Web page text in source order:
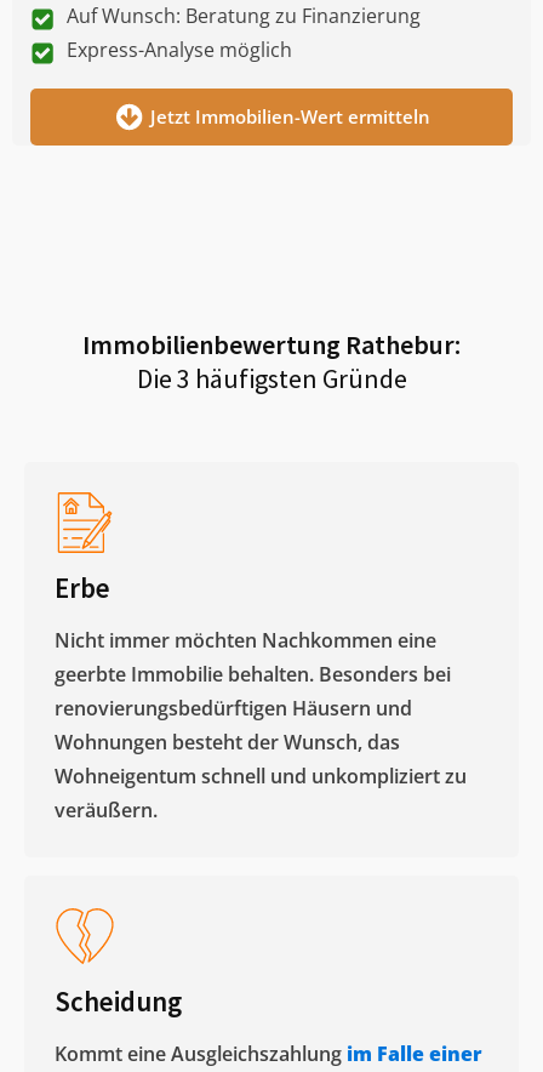
Auf Wunsch: Beratung zu Finanzierung
Express-Analyse möglich
Jetzt Immobilien-Wert ermitteln
Immobilienbewertung Rathebur:
Die 3 häufigsten Gründe
Erbe
Nicht immer möchten Nachkommen eine
geerbte Immobilie behalten. Besonders bei
renovierungsbedürftigen Häusern und
Wohnungen besteht der Wunsch, das
Wohneigentum schnell und unkompliziert zu
veräußern. ​
Scheidung
Kommt eine Ausgleichszahlung im Falle einer